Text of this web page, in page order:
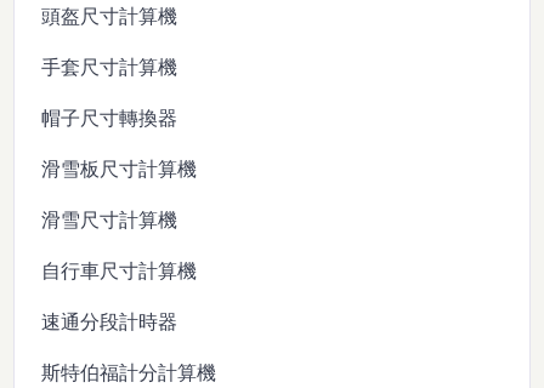
頭盔尺寸計算機
手套尺寸計算機
帽子尺寸轉換器
滑雪板尺寸計算機
滑雪尺寸計算機
自行車尺寸計算機
速通分段計時器
斯特伯福計分計算機